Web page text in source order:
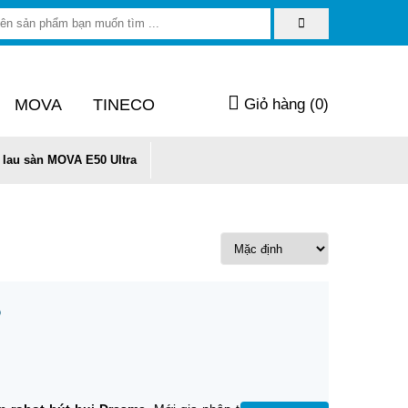
MOVA TINECO Giỏ hàng (0)
sàn MOVA E50 Ultra